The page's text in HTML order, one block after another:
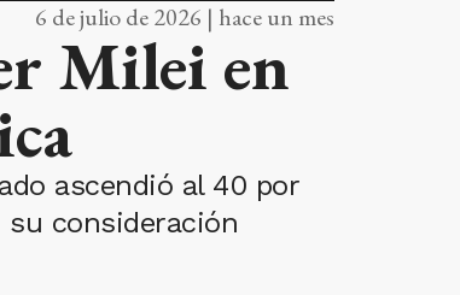
6 de julio de 2026 | hace un mes
Milei en
ascendió al 40 por
consideración